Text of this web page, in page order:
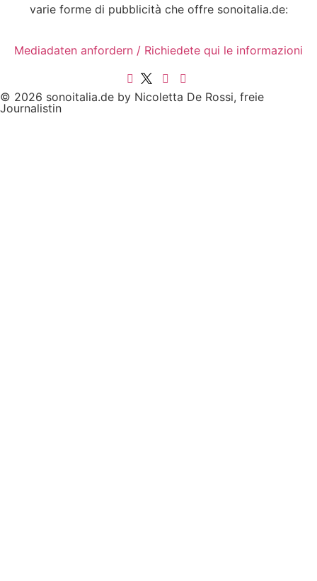
varie forme di pubblicità che offre sonoitalia.de:
Mediadaten anfordern / Richiedete qui le informazioni
© 2026 sonoitalia.de by Nicoletta De Rossi, freie
Journalistin